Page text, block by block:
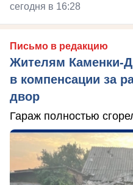
сегодня в 16:28
Письмо в редакцию
Жителям Каменки-
в компенсации за
двор
Гараж полностью